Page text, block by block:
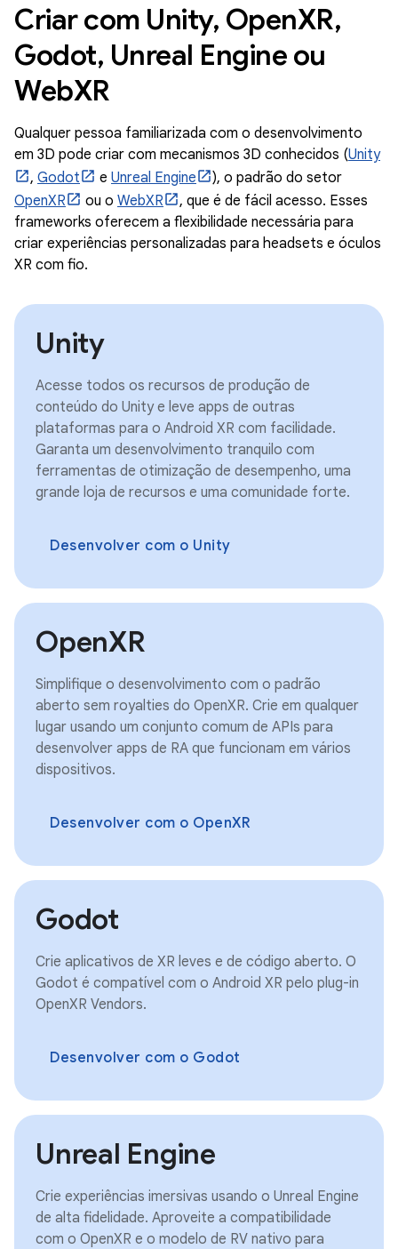
Criar com Unity, OpenXR,
Godot, Unreal Engine ou
WebXR
Qualquer pessoa familiarizada com o desenvolvimento
em 3D pode criar com mecanismos 3D conhecidos (Unity
, Godot e Unreal Engine
), o padrão do setor
OpenXR
ou o WebXR
, que é de fácil acesso. Esses
frameworks oferecem a flexibilidade necessária para
criar experiências personalizadas para headsets e óculos
XR com fio.
Unity
Acesse todos os recursos de produção de
conteúdo do Unity e leve apps de outras
plataformas para o Android XR com facilidade.
Garanta um desenvolvimento tranquilo com
ferramentas de otimização de desempenho, uma
grande loja de recursos e uma comunidade forte.
Desenvolver com o Unity
OpenXR
Simplifique o desenvolvimento com o padrão
aberto sem royalties do OpenXR. Crie em qualquer
lugar usando um conjunto comum de APIs para
desenvolver apps de RA que funcionam em vários
dispositivos.
Desenvolver com o OpenXR
Godot
Crie aplicativos de XR leves e de código aberto. O
Godot é compatível com o Android XR pelo plug-in
OpenXR Vendors.
Desenvolver com o Godot
Unreal Engine
Crie experiências imersivas usando o Unreal Engine
de alta fidelidade. Aproveite a compatibilidade
com o OpenXR e o modelo de RV nativo para